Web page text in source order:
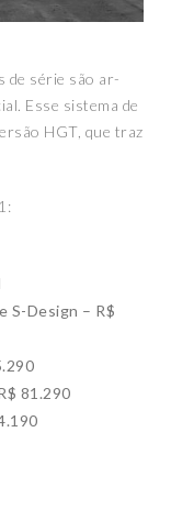
de série são ar-
Esse sistema de
HGT, que traz
S-Design – R$
81.290